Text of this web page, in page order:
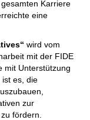
Karriere
eine
wird vom
mit der FIDE
mit Unterstützung
es, die
zur
fördern.